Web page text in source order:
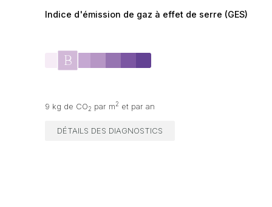
Indice d'émission de gaz à effet de serre (GES)
9 kg de CO2 par m2 et par an
DÉTAILS DES DIAGNOSTICS